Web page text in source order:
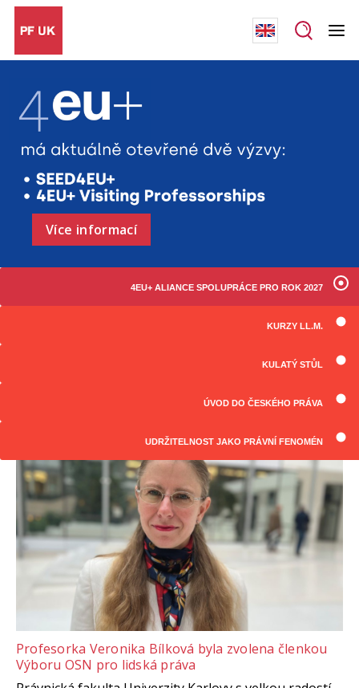
4EU+ ALIANCE SPOLUPRÁCE PRO ROK 2027
KURZY LL.M.
KULATÝ STŮL
ÚVOD DO ČESKÉHO PRÁVA
UDRŽITELNOST JAKO PRÁVNÍ FENOMÉN
Více informací
Všechny články
Profesorka Veronika Bílková byla zvolena členkou
Výboru OSN pro lidská práva